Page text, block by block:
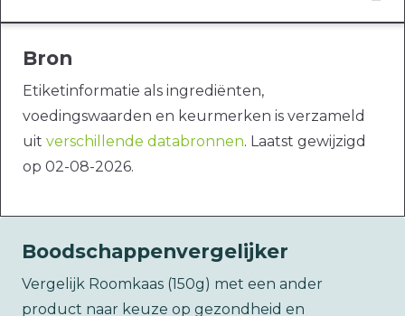
Bron
Etiketinformatie als ingrediënten,
voedingswaarden en keurmerken is verzameld
uit verschillende databronnen. Laatst gewijzigd
op 02-08-2026.
Boodschappenvergelijker
Vergelijk Roomkaas (150g) met een ander
product naar keuze op gezondheid en